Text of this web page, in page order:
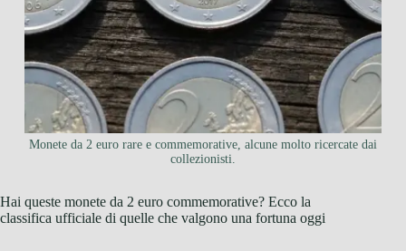
Monete da 2 euro rare e commemorative, alcune molto ricercate dai
collezionisti.
Hai queste monete da 2 euro commemorative? Ecco la
classifica ufficiale di quelle che valgono una fortuna oggi